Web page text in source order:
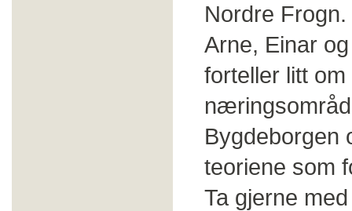
Nordre Frogn.
Arne, Einar
forteller litt
Bygdeborgen
teoriene som
Ta gjerne